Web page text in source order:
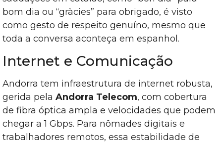
bom dia ou “gràcies” para obrigado, é visto
como gesto de respeito genuíno, mesmo que
toda a conversa aconteça em espanhol.
Internet e Comunicação
Andorra tem infraestrutura de internet robusta,
gerida pela Andorra Telecom, com cobertura
de fibra óptica ampla e velocidades que podem
chegar a 1 Gbps. Para nômades digitais e
trabalhadores remotos, essa estabilidade de